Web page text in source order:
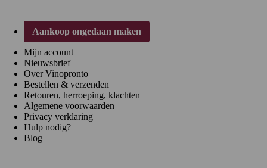
Aankoop ongedaan maken
Mijn account
Nieuwsbrief
Over Vinopronto
Bestellen & verzenden
Retouren, herroeping, klachten
Algemene voorwaarden
Privacy verklaring
Hulp nodig?
Blog